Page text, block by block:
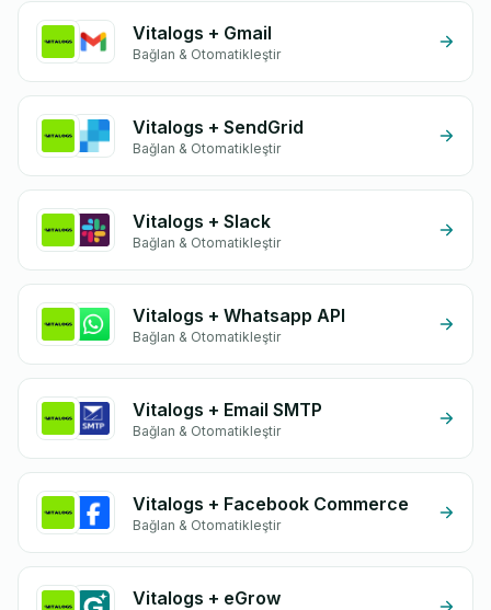
Vitalogs + Gmail
Bağlan & Otomatikleştir
Vitalogs + SendGrid
Bağlan & Otomatikleştir
Vitalogs + Slack
Bağlan & Otomatikleştir
Vitalogs + Whatsapp API
Bağlan & Otomatikleştir
Vitalogs + Email SMTP
Bağlan & Otomatikleştir
Vitalogs + Facebook Commerce
Bağlan & Otomatikleştir
Vitalogs + eGrow